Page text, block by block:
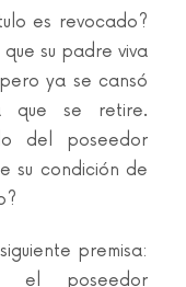
es revocado?
su padre viva
ya se cansó
que se retire.
del poseedor
su condición de
premisa:
el poseedor